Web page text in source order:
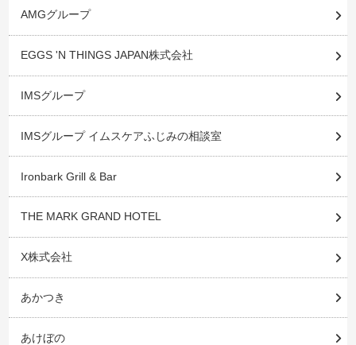
AMGグループ
EGGS 'N THINGS JAPAN株式会社
IMSグループ
IMSグループ イムスケアふじみの相談室
Ironbark Grill & Bar
THE MARK GRAND HOTEL
X株式会社
あかつき
あけぼの